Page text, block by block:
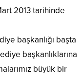
2013 tarihinde
başkanlığı başta
başkanlıklarına
büyük bir